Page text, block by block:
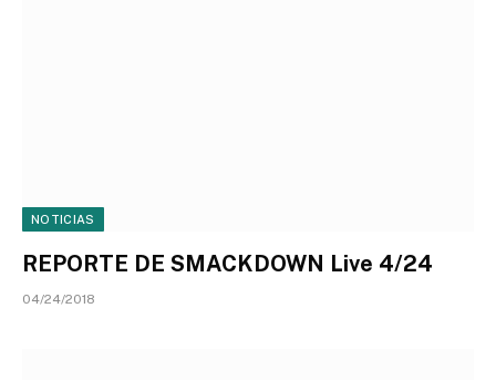
NOTICIAS
REPORTE DE SMACKDOWN Live 4/24
04/24/2018